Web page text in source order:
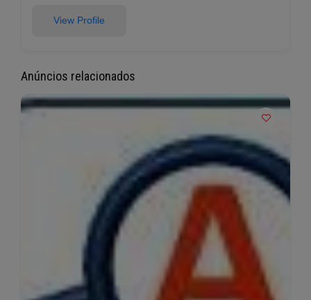
View Profile
Anúncios relacionados